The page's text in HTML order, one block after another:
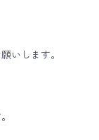
いします。